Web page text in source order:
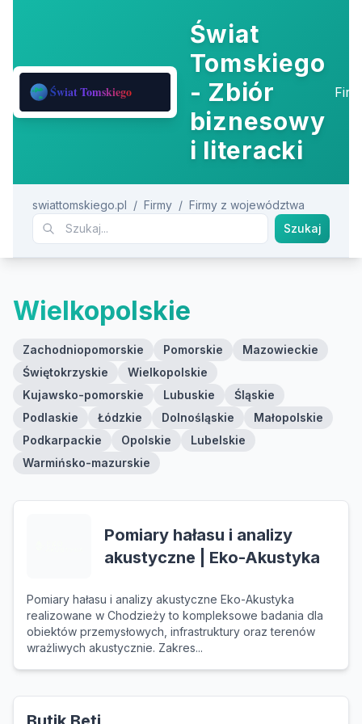
Świat
Tomskiego
- Zbiór
biznesowy
i literacki
swiattomskiego.pl / Firmy / Firmy z województwa
Szukaj
Wielkopolskie
Zachodniopomorskie Pomorskie
Mazowieckie
Świętokrzyskie
Wielkopolskie
Kujawsko-pomorskie
Lubuskie
Śląskie
Podlaskie
Łódzkie Dolnośląskie
Małopolskie
Podkarpackie
Opolskie
Lubelskie
Warmińsko-mazurskie
Pomiary hałasu i analizy
akustyczne | Eko-Akustyka
Pomiary hałasu i analizy akustyczne Eko-Akustyka
realizowane w Chodzieży to kompleksowe badania dla
obiektów przemysłowych, infrastruktury oraz terenów
wrażliwych akustycznie. Zakres...